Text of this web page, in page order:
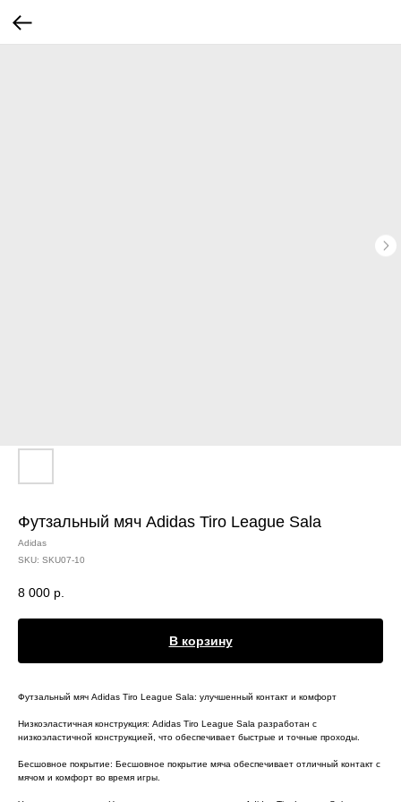
Футзальный мяч Adidas Tiro League Sala
Adidas
SKU: SKU07-10
8 000 р.
В корзину
Футзальный мяч Adidas Tiro League Sala: улучшенный контакт и комфорт
Низкоэластичная конструкция: Adidas Tiro League Sala разработан с
низкоэластичной конструкцией, что обеспечивает быстрые и точные проходы.
Бесшовное покрытие: Бесшовное покрытие мяча обеспечивает отличный контакт с
мячом и комфорт во время игры.